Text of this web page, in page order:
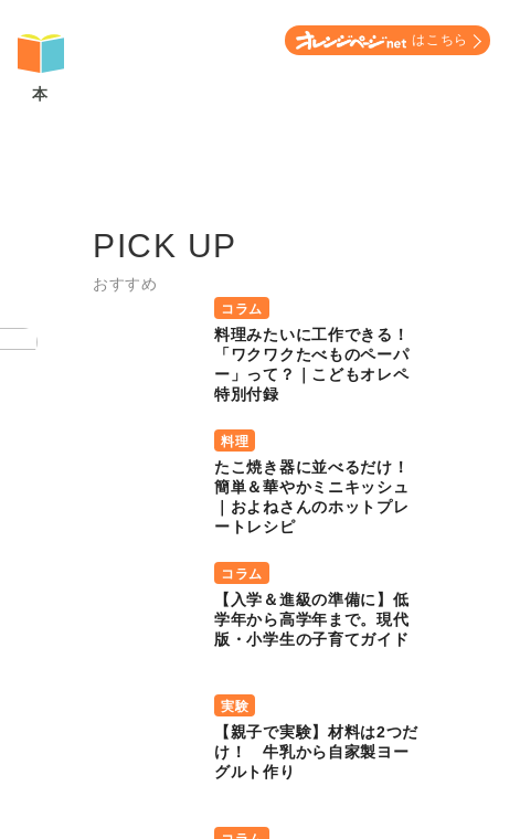
はこちら
本
PICK UP
おすすめ
コラム
料理みたいに工作できる！
「ワクワクたべものペーパ
ー」って？｜こどもオレペ
特別付録
料理
たこ焼き器に並べるだけ！
簡単＆華やかミニキッシュ
｜およねさんのホットプレ
ートレシピ
コラム
【入学＆進級の準備に】低
学年から高学年まで。現代
版・小学生の子育てガイド
実験
【親子で実験】材料は2つだ
け！ 牛乳から自家製ヨー
グルト作り